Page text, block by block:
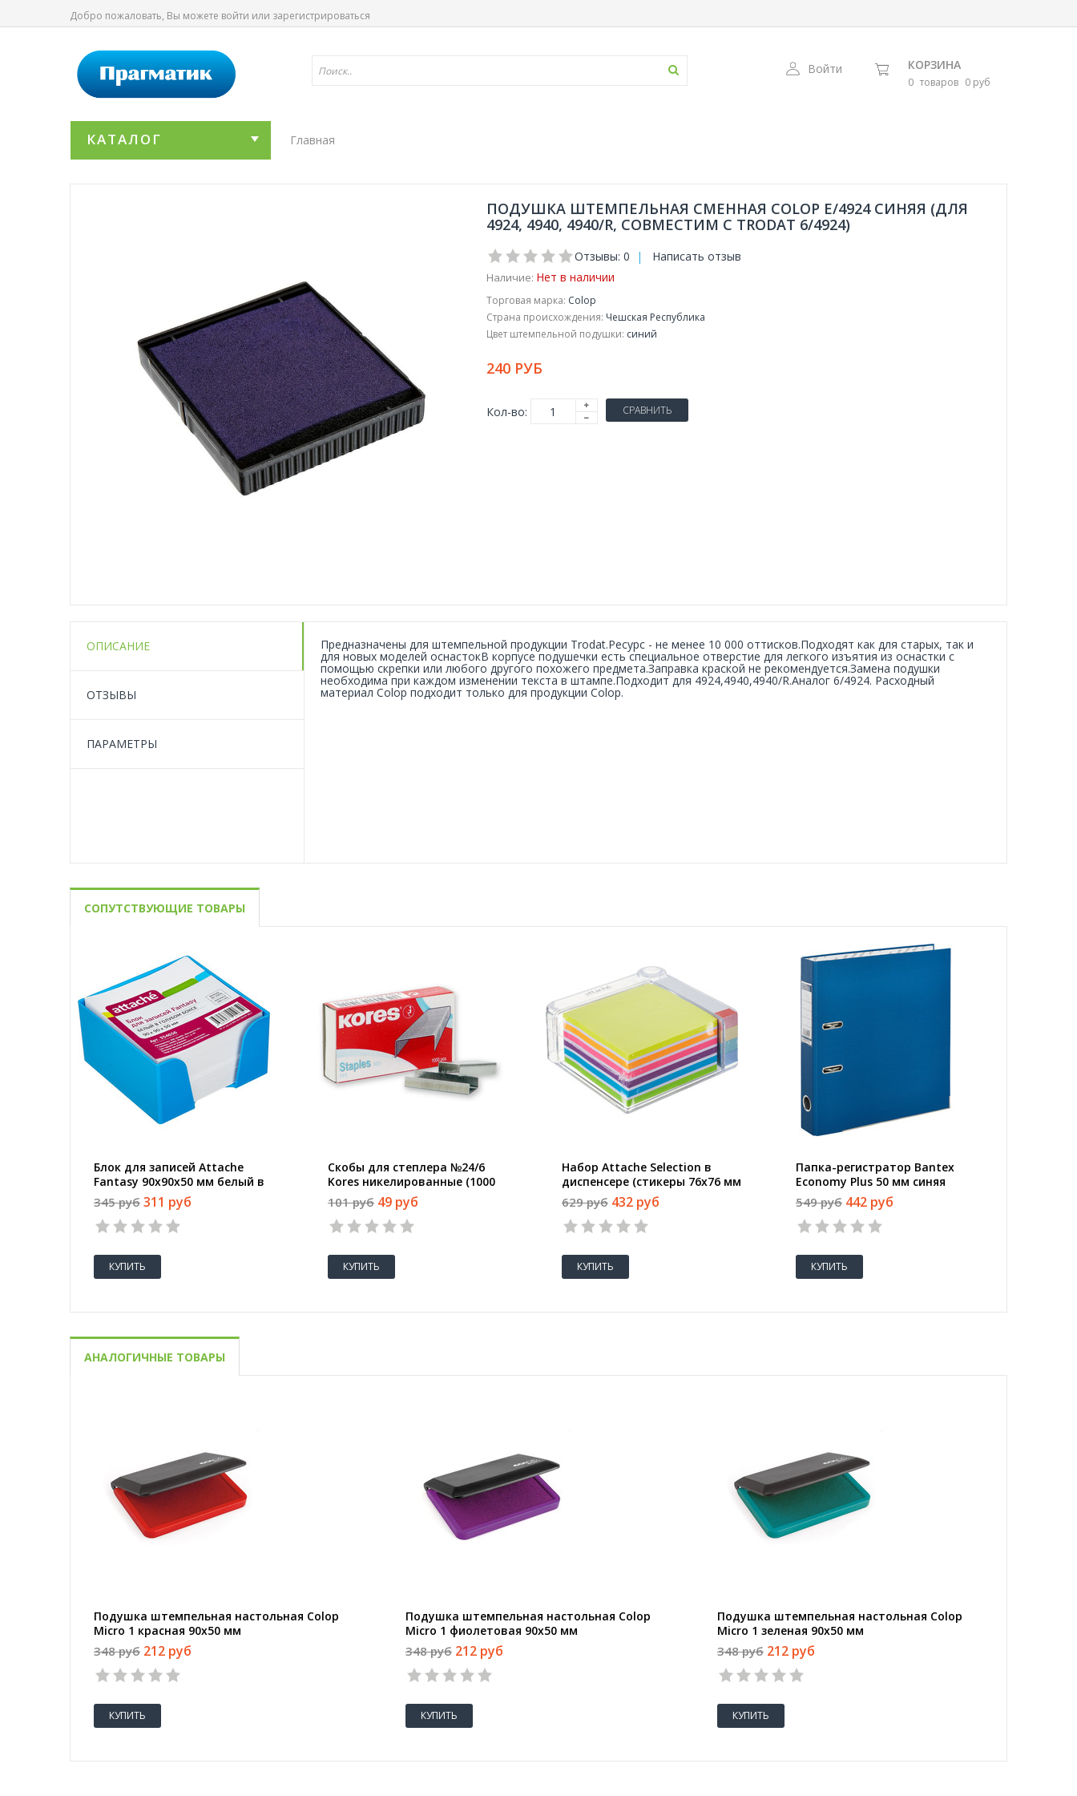
Добро пожаловать, Вы можете войти или зарегистрироваться
Войти КОРЗИНА
0 товаров 0 руб
КАТАЛОГ Главная
ПОДУШКА ШТЕМПЕЛЬНАЯ СМЕННАЯ COLOP E/4924 СИНЯЯ (ДЛЯ
4924, 4940, 4940/R, СОВМЕСТИМ С TRODAT 6/4924)
Отзывы: 0 | Написать отзыв
Наличие: Нет в наличии
Торговая марка: Colop
Страна происхождения: Чешская Республика
Цвет штемпельной подушки: синий
240 РУБ
Кол-во: СРАВНИТЬ
ОПИСАНИЕ
ОТЗЫВЫ
ПАРАМЕТРЫ
Предназначены для штемпельной продукции Trodat.Ресурс - не менее 10 000 оттисков.Подходят как для старых, так и
для новых моделей оснастокВ корпусе подушечки есть специальное отверстие для легкого изъятия из оснастки с
помощью скрепки или любого другого похожего предмета.Заправка краской не рекомендуется.Замена подушки
необходима при каждом изменении текста в штампе.Подходит для 4924,4940,4940/R.Аналог 6/4924. Расходный
материал Colop подходит только для продукции Colop.
СОПУТСТВУЮЩИЕ ТОВАРЫ
Блок для записей Attache
Fantasy 90x90x50 мм белый в
боксе
345 руб 311 руб
КУПИТЬ
Скобы для степлера №24/6
Kores никелированные (1000
штук в упаковке)
101 руб 49 руб
КУПИТЬ
Набор Attache Selection в
диспенсере (стикеры 76x76 мм
6 цветов, бумажные закладки
76x14 мм 4 цвета)
629 руб 432 руб
КУПИТЬ
Папка-регистратор Bantex
Economy Plus 50 мм синяя
549 руб 442 руб
КУПИТЬ
АНАЛОГИЧНЫЕ ТОВАРЫ
Подушка штемпельная настольная Colop
Micro 1 красная 90x50 мм
348 руб 212 руб
КУПИТЬ
Подушка штемпельная настольная Colop
Micro 1 фиолетовая 90x50 мм
348 руб 212 руб
КУПИТЬ
Подушка штемпельная настольная Colop
Micro 1 зеленая 90x50 мм
348 руб 212 руб
КУПИТЬ